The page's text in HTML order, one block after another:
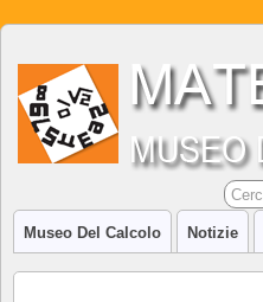
Museo Del Calcolo Notizie